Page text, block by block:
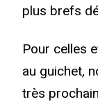
plus brefs
Pour celles
au guichet,
très